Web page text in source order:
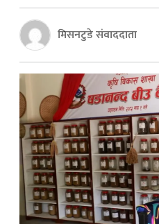
मिसनटुडे संवाददाता